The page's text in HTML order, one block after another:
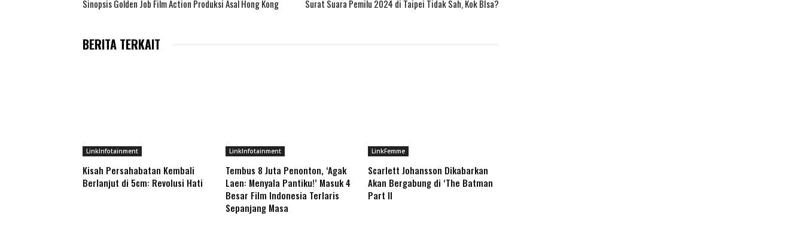
Sinopsis Golden Job Film Action Produksi Asal Hong Kong Surat Suara Pemilu 2024 di Taipei Tidak Sah, Kok BIsa?
BERITA TERKAIT
LinkInfotainment
Kisah Persahabatan Kembali
Berlanjut di 5cm: Revolusi Hati
LinkInfotainment
Tembus 8 Juta Penonton, ‘Agak
Laen: Menyala Pantiku!’ Masuk 4
Besar Film Indonesia Terlaris
Sepanjang Masa
LinkFemme
Scarlett Johansson Dikabarkan
Akan Bergabung di ‘The Batman
Part II